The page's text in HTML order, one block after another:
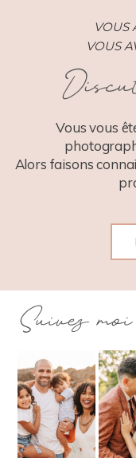
VOUS
VOUS
Vous vous
Alors faisons
Suivez